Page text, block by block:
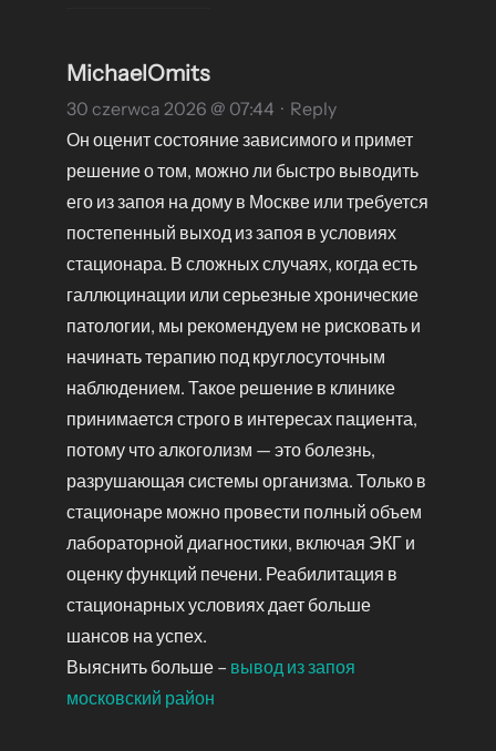
MichaelOmits
30 czerwca 2026 @ 07:44 · Reply
Он оценит состояние зависимого и примет
решение о том, можно ли быстро выводить
его из запоя на дому в Москве или требуется
постепенный выход из запоя в условиях
стационара. В сложных случаях, когда есть
галлюцинации или серьезные хронические
патологии, мы рекомендуем не рисковать и
начинать терапию под круглосуточным
наблюдением. Такое решение в клинике
принимается строго в интересах пациента,
потому что алкоголизм — это болезнь,
разрушающая системы организма. Только в
стационаре можно провести полный объем
лабораторной диагностики, включая ЭКГ и
оценку функций печени. Реабилитация в
стационарных условиях дает больше
шансов на успех.
Выяснить больше – вывод из запоя
московский район